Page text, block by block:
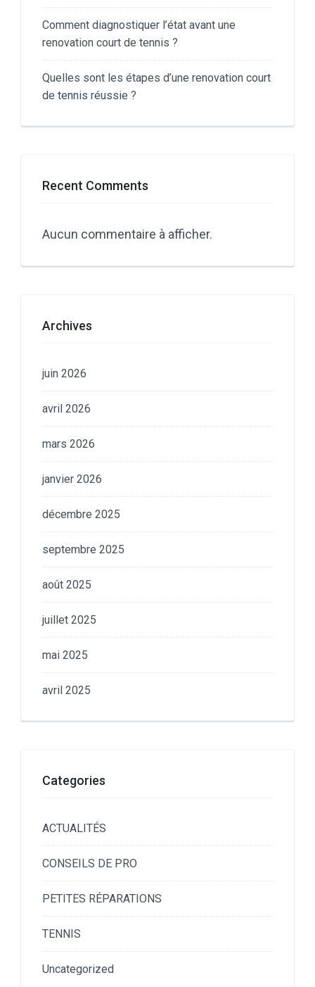
Comment diagnostiquer l’état avant une
renovation court de tennis ?
Quelles sont les étapes d’une renovation court
de tennis réussie ?
Recent Comments
Aucun commentaire à afficher.
Archives
juin 2026
avril 2026
mars 2026
janvier 2026
décembre 2025
septembre 2025
août 2025
juillet 2025
mai 2025
avril 2025
Categories
ACTUALITÉS
CONSEILS DE PRO
PETITES RÉPARATIONS
TENNIS
Uncategorized